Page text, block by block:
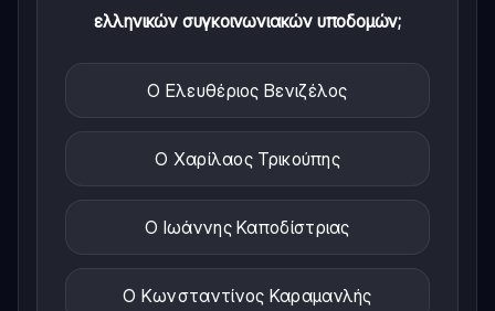
ελληνικών συγκοινωνιακών υποδομών;
Ο Ελευθέριος Βενιζέλος
Ο Χαρίλαος Τρικούπης
Ο Ιωάννης Καποδίστριας
Ο Κωνσταντίνος Καραμανλής